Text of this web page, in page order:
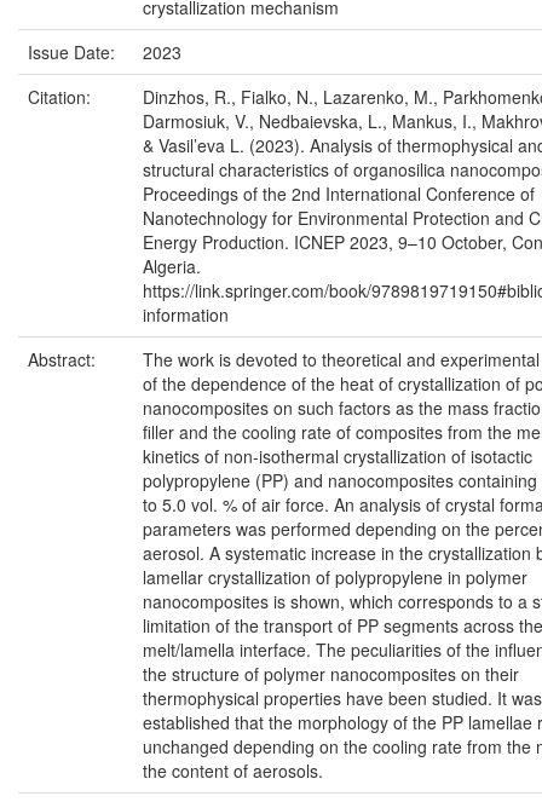
crystallization mechanism
Issue Date:
2023
Citation:
Dinzhos, R., Fialko, N., Lazarenko, M.,
Darmosiuk, V., Nedbaievska, L., Mankus, I.,
& Vasil’eva L. (2023). Analysis of thermophysical
structural characteristics of organosilica
Proceedings of the 2nd International Conference of
Nanotechnology for Environmental Protection and
Energy Production. ICNEP 2023, 9–10 October,
Algeria.
https://link.springer.com/book/
information
Abstract:
The work is devoted to theoretical and
of the dependence of the heat of crystallization of
nanocomposites on such factors as the mass
filler and the cooling rate of composites from the
kinetics of non-isothermal crystallization of isotactic
polypropylene (PP) and nanocomposites
to 5.0 vol. % of air force. An analysis of crystal
parameters was performed depending on the
aerosol. A systematic increase in the crystallization
lamellar crystallization of polypropylene in polymer
nanocomposites is shown, which corresponds to a
limitation of the transport of PP segments across the
melt/lamella interface. The peculiarities of the
the structure of polymer nanocomposites on their
thermophysical properties have been studied. It was
established that the morphology of the PP lamellae
unchanged depending on the cooling rate from the
the content of aerosols.